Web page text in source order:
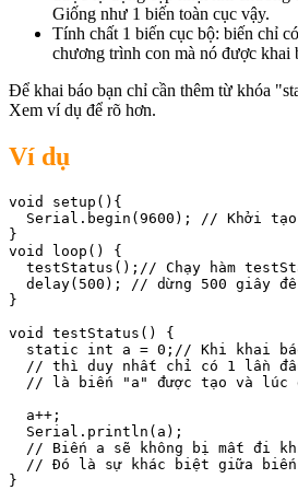
Giống như 1 biến toàn cục vậy.
Tính chất 1 biến cục bộ: biến chỉ
chương trình con mà nó được khai
Để khai báo bạn chỉ cần thêm từ khóa
Xem ví dụ để rõ hơn.
Ví dụ
void setup(){
Serial.begin(9600); // Khởi
}
void loop() {
testStatus();// Chạy hàm
delay(500); // dừng 500 giây
}
void testStatus() {
static int a = 0;// Khi khai
// thì duy nhất chỉ có 1 lần
// là biến "a" được tạo và lúc
  a++;
  Serial.println(a);
// Biến a sẽ không bị mất đi
// Đó là sự khác biệt giữa
}